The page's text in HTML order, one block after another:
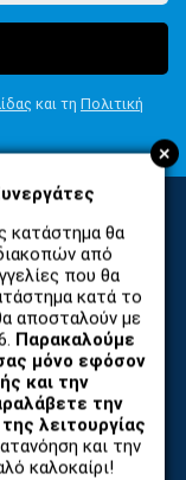
+
κατάστημα θα
από
που θα
κατά το
αποσταλούν με
Παρακαλούμε
μόνο εφόσον
και την
την
λειτουργίας
και την
καλοκαίρι!
και τη Πολιτική